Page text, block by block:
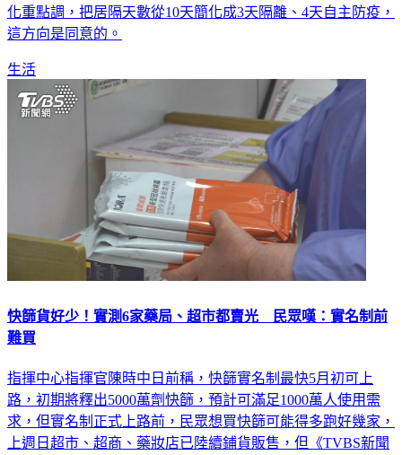
化重點調，把居隔天數從10天簡化成3天隔離、4天自主防疫，
這方向是同意的。
生活
快篩貨好少！實測6家藥局、超市都賣光 民眾嘆：實名制前
難買
指揮中心指揮官陳時中日前稱，快篩實名制最快5月初可上
路，初期將釋出5000萬劑快篩，預計可滿足1000萬人使用需
求，但實名制正式上路前，民眾想買快篩可能得多跑好幾家，
上週日超市、超商、藥妝店已陸續鋪貨販售，但《TVBS新聞